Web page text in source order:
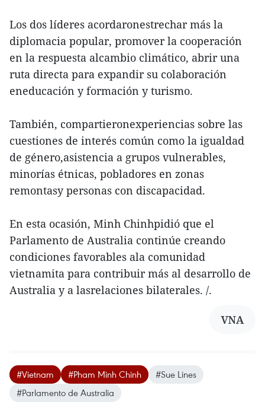
Los dos líderes acordaronestrechar más la
diplomacia popular, promover la cooperación
en la respuesta alcambio climático, abrir una
ruta directa para expandir su colaboración
eneducación y formación y turismo.
También, compartieronexperiencias sobre las
cuestiones de interés común como la igualdad
de género,asistencia a grupos vulnerables,
minorías étnicas, pobladores en zonas
remontasy personas con discapacidad.
En esta ocasión, Minh Chinhpidió que el
Parlamento de Australia continúe creando
condiciones favorables ala comunidad
vietnamita para contribuir más al desarrollo de
Australia y a lasrelaciones bilaterales. /.
VNA
#Vietnam #Pham Minh Chinh
#Sue Lines
#Parlamento de Australia